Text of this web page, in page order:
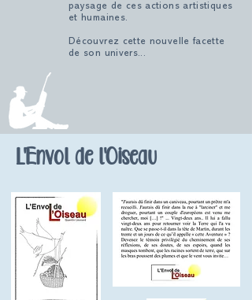
paysage de ces actions artistiques
et humaines.
Découvrez cette nouvelle facette
de son univers...
L'Envol de l'Oiseau